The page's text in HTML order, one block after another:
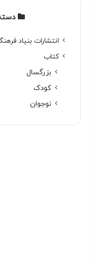
انتشارات بنیاد
کتاب
بزرگسال
کودک
نوجوان